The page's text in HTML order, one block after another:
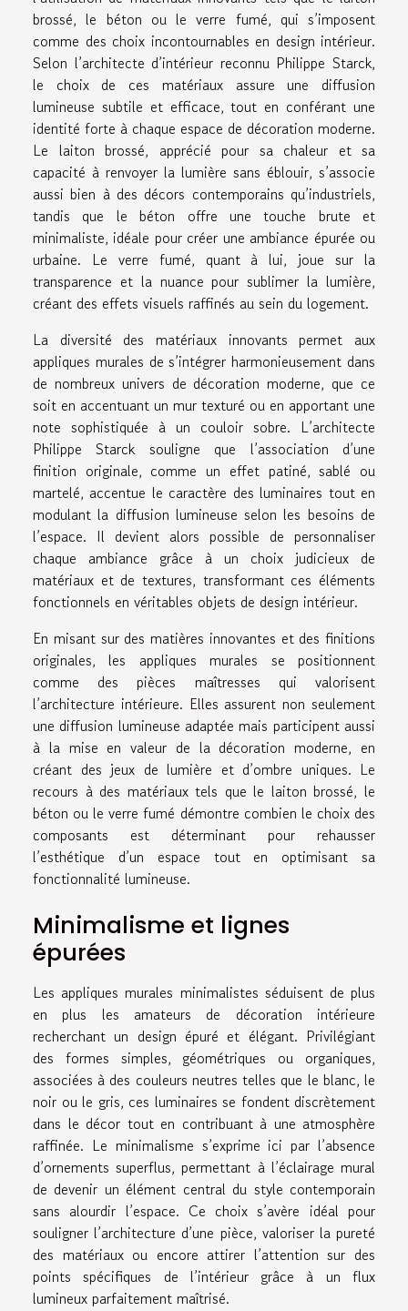
brossé, le béton ou le verre fumé, qui s’imposent
comme des choix incontournables en design intérieur.
Selon l’architecte d’intérieur reconnu Philippe Starck,
le choix de ces matériaux assure une diffusion
lumineuse subtile et efficace, tout en conférant une
identité forte à chaque espace de décoration moderne.
Le laiton brossé, apprécié pour sa chaleur et sa
capacité à renvoyer la lumière sans éblouir, s’associe
aussi bien à des décors contemporains qu’industriels,
tandis que le béton offre une touche brute et
minimaliste, idéale pour créer une ambiance épurée ou
urbaine. Le verre fumé, quant à lui, joue sur la
transparence et la nuance pour sublimer la lumière,
créant des effets visuels raffinés au sein du logement.
La diversité des matériaux innovants permet aux
appliques murales de s’intégrer harmonieusement dans
de nombreux univers de décoration moderne, que ce
soit en accentuant un mur texturé ou en apportant une
note sophistiquée à un couloir sobre. L’architecte
Philippe Starck souligne que l’association d’une
finition originale, comme un effet patiné, sablé ou
martelé, accentue le caractère des luminaires tout en
modulant la diffusion lumineuse selon les besoins de
l’espace. Il devient alors possible de personnaliser
chaque ambiance grâce à un choix judicieux de
matériaux et de textures, transformant ces éléments
fonctionnels en véritables objets de design intérieur.
En misant sur des matières innovantes et des finitions
originales, les appliques murales se positionnent
comme des pièces maîtresses qui valorisent
l’architecture intérieure. Elles assurent non seulement
une diffusion lumineuse adaptée mais participent aussi
à la mise en valeur de la décoration moderne, en
créant des jeux de lumière et d’ombre uniques. Le
recours à des matériaux tels que le laiton brossé, le
béton ou le verre fumé démontre combien le choix des
composants est déterminant pour rehausser
l’esthétique d’un espace tout en optimisant sa
fonctionnalité lumineuse.
Minimalisme et lignes
épurées
Les appliques murales minimalistes séduisent de plus
en plus les amateurs de décoration intérieure
recherchant un design épuré et élégant. Privilégiant
des formes simples, géométriques ou organiques,
associées à des couleurs neutres telles que le blanc, le
noir ou le gris, ces luminaires se fondent discrètement
dans le décor tout en contribuant à une atmosphère
raffinée. Le minimalisme s’exprime ici par l’absence
d’ornements superflus, permettant à l’éclairage mural
de devenir un élément central du style contemporain
sans alourdir l’espace. Ce choix s’avère idéal pour
souligner l’architecture d’une pièce, valoriser la pureté
des matériaux ou encore attirer l’attention sur des
points spécifiques de l’intérieur grâce à un flux
lumineux parfaitement maîtrisé.